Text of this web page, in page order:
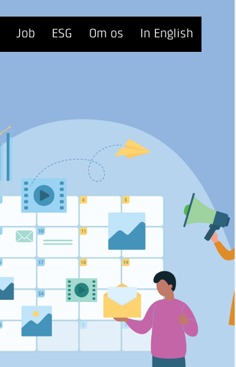
Job ESG Om os In English